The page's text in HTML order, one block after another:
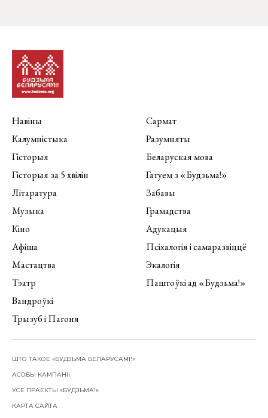
Навіны
Калумністыка
Гісторыя
Гісторыя за 5 хвілін
Літаратура
Музыка
Кіно
Афіша
Мастацтва
Тэатр
Вандроўкі
Трызуб і Пагоня
Сармат
Разумняты
Беларуская мова
Гатуем з «Будзьма!»
Забавы
Грамадства
Адукацыя
Псіхалогія і самаразвіццё
Экалогія
Паштоўкі ад «Будзьма!»
ШТО ТАКОЕ «БУДЗЬМА БЕЛАРУСАМІ!»
АСОБЫ КАМПАНІІ
УСЕ ПРАЕКТЫ «БУДЗЬМА!»
КАРТА САЙТА